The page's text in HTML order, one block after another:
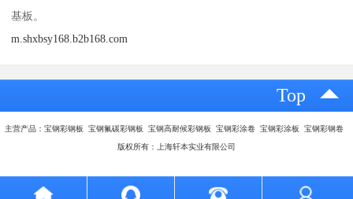
基板。
m.shxbsy168.b2b168.com
Top
主营产品：宝钢彩钢板 宝钢氟碳彩钢板 宝钢高耐候彩钢板 宝钢彩涂卷 宝钢彩涂板 宝钢彩钢卷
版权所有：上海轩本实业有限公司